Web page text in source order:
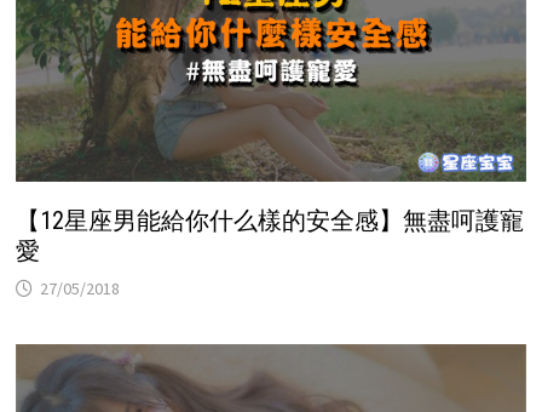
【12星座男能給你什么樣的安全感】無盡呵護寵
愛
27/05/2018